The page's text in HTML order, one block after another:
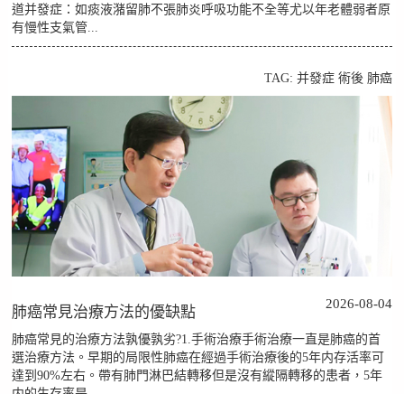
道并發症：如痰液潴留肺不張肺炎呼吸功能不全等尤以年老體弱者原
有慢性支氣管...
TAG: 并發症 術後 肺癌
肺癌常見治療方法的優缺點 2026-08-04
肺癌常見的治療方法孰優孰劣?1.手術治療手術治療一直是肺癌的首
選治療方法。早期的局限性肺癌在經過手術治療後的5年内存活率可
達到90%左右。帶有肺門淋巴結轉移但是沒有縱隔轉移的患者，5年